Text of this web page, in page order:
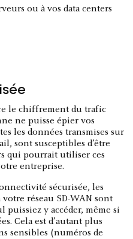
ou à vos data centers
le chiffrement du trafic
ne puisse épier vos
les données transmises sur
sont susceptibles d’être
qui pourrait utiliser ces
entreprise.
sécurisée, les
réseau SD-WAN sont
puissiez y accéder, même si
Cela est d’autant plus
sensibles (numéros de